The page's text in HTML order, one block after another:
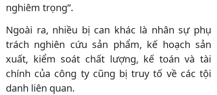
nghiêm trọng”.
Ngoài ra, nhiều bị can khác là nhân sự phụ
trách nghiên cứu sản phẩm, kế hoạch sản
xuất, kiểm soát chất lượng, kế toán và tài
chính của công ty cũng bị truy tố về các tội
danh liên quan.